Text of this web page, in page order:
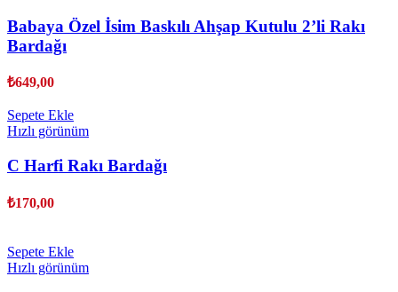
Babaya Özel İsim Baskılı Ahşap Kutulu 2’li Rakı
Bardağı
₺649,00
Sepete Ekle
Hızlı görünüm
C Harfi Rakı Bardağı
₺170,00
Sepete Ekle
Hızlı görünüm